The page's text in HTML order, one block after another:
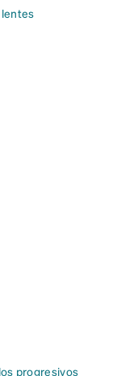
progresivos